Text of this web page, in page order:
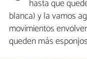
hasta que
blanca) y la vamos
movimientos
queden más